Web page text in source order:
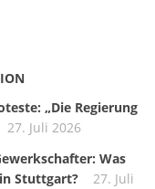
„Die Regierung
27. Juli 2026
Was
Stuttgart?
27. Juli